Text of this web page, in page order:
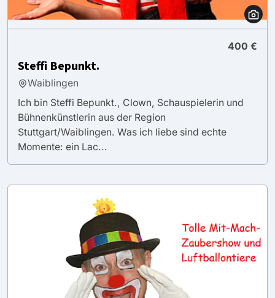
400 €
Steffi Bepunkt.
Waiblingen
Ich bin Steffi Bepunkt., Clown, Schauspielerin und
Bühnenkünstlerin aus der Region
Stuttgart/Waiblingen. Was ich liebe sind echte
Momente: ein Lac...